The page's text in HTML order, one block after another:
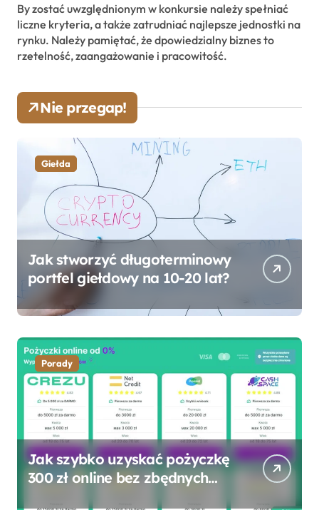
By zostać uwzględnionym w konkursie należy spełniać
liczne kryteria, a także zatrudniać najlepsze jednostki na
rynku. Należy pamiętać, że dpowiedzialny biznes to
rzetelność, zaangażowanie i pracowitość.
Nie przegap!
Giełda
Jak stworzyć długoterminowy
portfel giełdowy na 10-20 lat?
Porady
Jak szybko uzyskać pożyczkę
300 zł online bez zbędnych